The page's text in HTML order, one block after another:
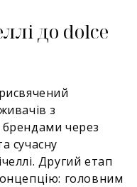
до dolce
з
через
сучасну
Другий етап
головним